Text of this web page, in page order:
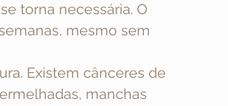
torna necessária. O
mesmo sem
Existem cânceres de
manchas